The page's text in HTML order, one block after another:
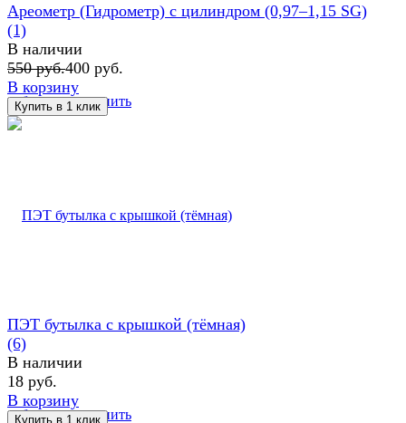
избранное сравнить
Ареометр (Гидрометр) с цилиндром (0,97–1,15 SG)
(1)
В наличии
550 руб.400 руб.
В корзину
избранное сравнить
ПЭТ бутылка с крышкой (тёмная)
(6)
В наличии
18 руб.
В корзину